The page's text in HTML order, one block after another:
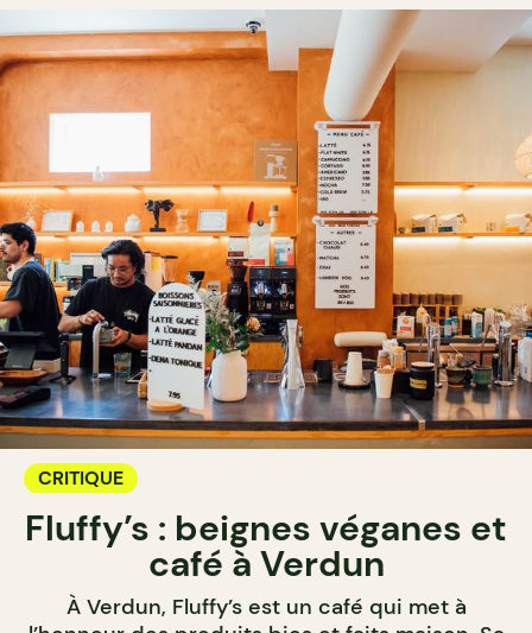
CRITIQUE
Fluffy’s : beignes véganes et
café à Verdun
À Verdun, Fluffy’s est un café qui met à